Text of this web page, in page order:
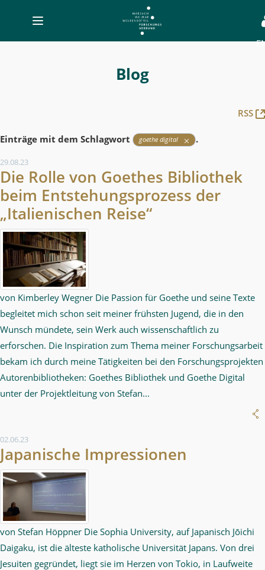
Toggle
navigation
Blog
RSS
Einträge mit dem Schlagwort goethe digital .
29.08.23
Die Rolle von Goethes Bibliothek
beim Entstehungsprozess der
„Italienischen Reise“
von Kimberley Wegner Die Passion für Goethe und seine Texte
begleitet mich schon seit meiner frühsten Jugend, die in den
Wunsch mündete, sein Werk auch wissenschaftlich zu
erforschen. Die Inspiration zum Thema meiner Forschungsarbeit
bekam ich durch meine Tätigkeiten bei den Forschungsprojekten
Autorenbibliotheken: Goethes Bibliothek und Goethe Digital
unter der Projektleitung von Stefan...
02.06.23
Japanische Impressionen
von Stefan Höppner Die Sophia University, auf Japanisch Jōichi
Daigaku, ist die älteste katholische Universität Japans. Von drei
Jesuiten gegründet, liegt sie im Herzen von Tokio, in Laufweite